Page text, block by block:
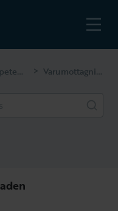
Lönestatistik och kompetenser > Varumottagning